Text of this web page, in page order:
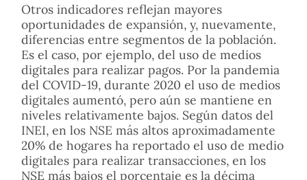
Otros indicadores reflejan mayores
oportunidades de expansión, y, nuevamente,
diferencias entre segmentos de la población.
Es el caso, por ejemplo, del uso de medios
digitales para realizar pagos. Por la pandemia
del COVID-19, durante 2020 el uso de medios
digitales aumentó, pero aún se mantiene en
niveles relativamente bajos. Según datos del
INEI, en los NSE más altos aproximadamente
20% de hogares ha reportado el uso de medio
digitales para realizar transacciones, en los
NSE más bajos el porcentaje es la décima